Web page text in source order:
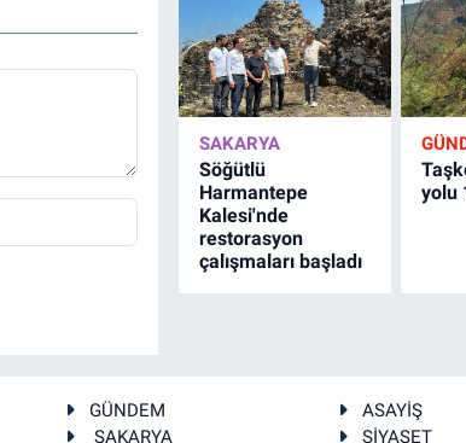
SAKARYA
Söğütlü
Harmantepe
Kalesi'nde
restorasyon
çalışmaları başladı
yolu
GÜNDEM
ASAYİŞ
SAKARYA
SİYASET